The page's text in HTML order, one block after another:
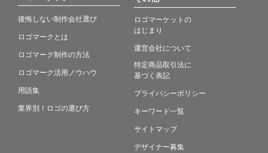
後悔しない制作会社選び
ロゴマークとは
ロゴマーク制作の方法
ロゴマーク活用ノウハウ
用語集
業界別！ロゴの選び方
ロゴマーケットの
はじまり
運営会社について
特定商品取引法に
基づく表記
プライバシーポリシー
キーワード一覧
サイトマップ
デザイナー募集